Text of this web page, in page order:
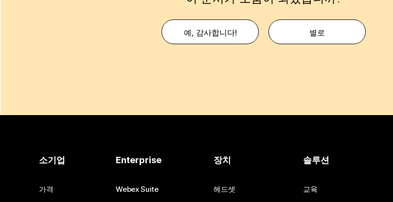
예, 감사합니다! 별로
소기업
가격
Enterprise
Webex Suite
장치
헤드셋
솔루션
교육